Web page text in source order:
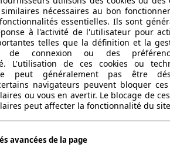
117 g/km (komb.)
5.6 l/100km
3.8 l/100km
4.5 l/100km
Euro 5
58 l
nécessaires au bon
essentielles. Ils sont
à l'activité de l'utilisateur pour
telles que la définition et la
de connexion ou des
L'utilisation de ces cookies ou
peut généralement pas être
navigateurs peuvent bloquer ces
ou vous en avertir. Le blocage de
peut affecter la fonctionnalité du
avancées de la page